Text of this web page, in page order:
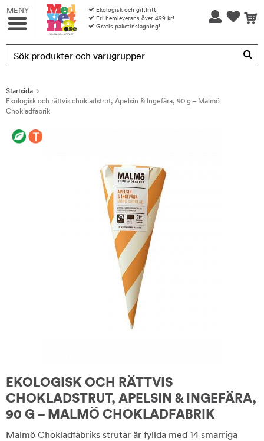
MENY
Ekologisk och giftfritt!
Fri hemleverans över 499 kr!
Gratis paketinslagning!
Produkten har blivit tillagd i varukorgen
Startsida
Ekologisk och rättvis chokladstrut, Apelsin & Ingefära, 90 g – Malmö
Chokladfabrik
EKOLOGISK OCH RÄTTVIS
CHOKLADSTRUT, APELSIN & INGEFÄRA,
90 G – MALMÖ CHOKLADFABRIK
Malmö Chokladfabriks strutar är fyllda med 14 smarriga